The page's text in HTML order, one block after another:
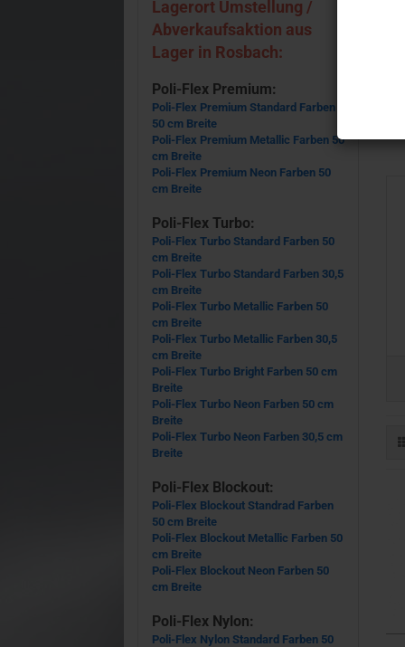
Lagerort Umstellung /
Abverkaufsaktion aus
Lager in Rosbach:
Poli-Flex Premium:
Poli-Flex Premium Standard Farben
50 cm Breite
Poli-Flex Premium Metallic Farben 50
cm Breite
Poli-Flex Premium Neon Farben 50
cm Breite
Poli-Flex Turbo:
Poli-Flex Turbo Standard Farben 50
cm Breite
Poli-Flex Turbo Standard Farben 30,5
cm Breite
Poli-Flex Turbo Metallic Farben 50
cm Breite
Poli-Flex Turbo Metallic Farben 30,5
cm Breite
Poli-Flex Turbo Bright Farben 50 cm
Breite
Poli-Flex Turbo Neon Farben 50 cm
Breite
Poli-Flex Turbo Neon Farben 30,5 cm
Breite
Poli-Flex Blockout:
Poli-Flex Blockout Standrad Farben
50 cm Breite
Poli-Flex Blockout Metallic Farben 50
cm Breite
Poli-Flex Blockout Neon Farben 50
cm Breite
Poli-Flex Nylon:
Poli-Flex Nylon Standard Farben 50